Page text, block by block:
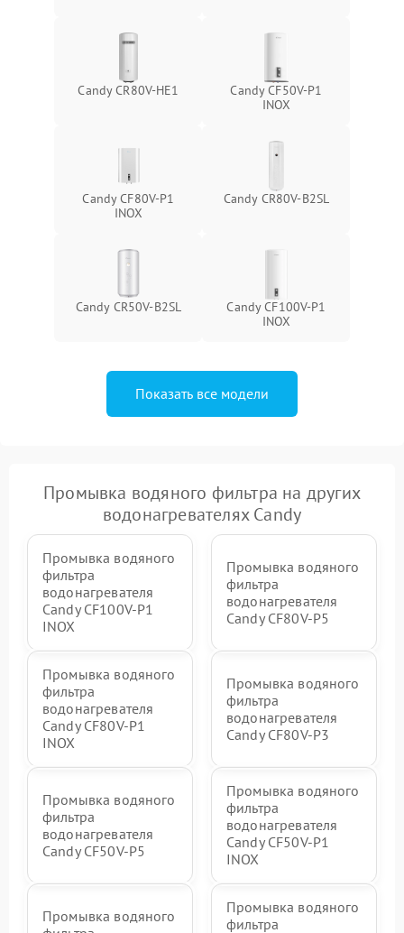
Candy CR80V-HE1
Candy CF50V-P1
INOX
Candy CF80V-P1
INOX
Candy CR80V-B2SL
Candy CR50V-B2SL
Candy CF100V-P1
INOX
Показать все модели
Промывка водяного фильтра на других
водонагревателях Candy
Промывка водяного
фильтра
водонагревателя
Candy CF100V-P1
INOX
Промывка водяного
фильтра
водонагревателя
Candy CF80V-P5
Промывка водяного
фильтра
водонагревателя
Candy CF80V-P1
INOX
Промывка водяного
фильтра
водонагревателя
Candy CF80V-P3
Промывка водяного
фильтра
водонагревателя
Candy CF50V-P5
Промывка водяного
фильтра
водонагревателя
Candy CF50V-P1
INOX
Промывка водяного
Промывка водяного
фильтра